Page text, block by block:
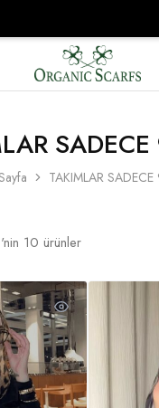
TAKIMLAR
10 ürünler